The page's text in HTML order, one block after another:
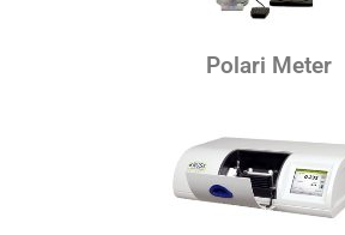
Polari Meter